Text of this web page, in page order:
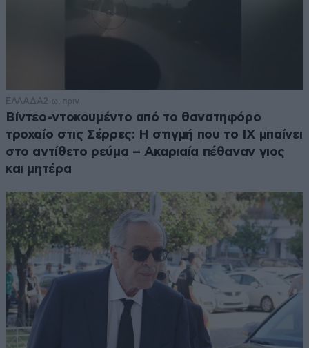
ΕΛΛΑΔΑ2 ω. πριν
Βίντεο-ντοκουμέντο από το θανατηφόρο
τροχαίο στις Σέρρες: Η στιγμή που το ΙΧ μπαίνει
στο αντίθετο ρεύμα – Ακαριαία πέθαναν γιος
και μητέρα